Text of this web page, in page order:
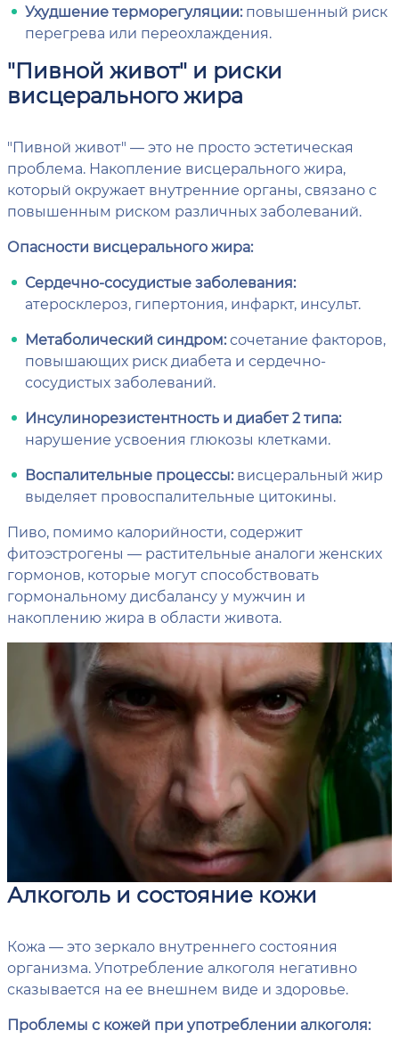
Ухудшение терморегуляции:повышенный риск
перегрева или переохлаждения.
"Пивной живот" и риски
висцерального жира
"Пивной живот" — это не просто эстетическая
проблема. Накопление висцерального жира,
который окружает внутренние органы, связано с
повышенным риском различных заболеваний.
Опасности висцерального жира:
Сердечно-сосудистые заболевания:
атеросклероз, гипертония, инфаркт, инсульт.
Метаболический синдром:сочетание факторов,
повышающих риск диабета и сердечно-
сосудистых заболеваний.
Инсулинорезистентность и диабет 2 типа:
нарушение усвоения глюкозы клетками.
Воспалительные процессы:висцеральный жир
выделяет провоспалительные цитокины.
Пиво, помимо калорийности, содержит
фитоэстрогены — растительные аналоги женских
гормонов, которые могут способствовать
гормональному дисбалансу у мужчин и
накоплению жира в области живота.
Алкоголь и состояние кожи
Кожа — это зеркало внутреннего состояния
организма. Употребление алкоголя негативно
сказывается на ее внешнем виде и здоровье.
Проблемы с кожей при употреблении алкоголя: